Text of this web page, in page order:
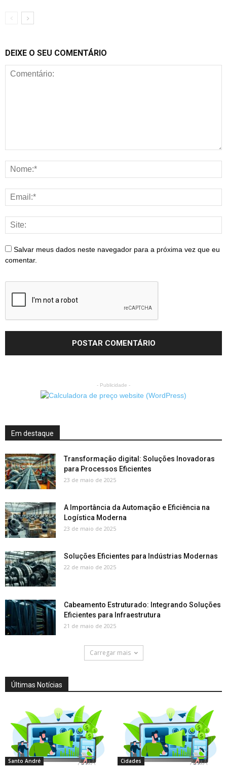
DEIXE O SEU COMENTÁRIO
Salvar meus dados neste navegador para a próxima vez que eu
comentar.
- Publicidade -
Em destaque
Transformação digital: Soluções Inovadoras
para Processos Eficientes
23 de maio de 2025
A Importância da Automação e Eficiência na
Logística Moderna
23 de maio de 2025
Soluções Eficientes para Indústrias Modernas
22 de maio de 2025
Cabeamento Estruturado: Integrando Soluções
Eficientes para Infraestrutura
21 de maio de 2025
Carregar mais
Últimas Notícias
Santo André Cidades